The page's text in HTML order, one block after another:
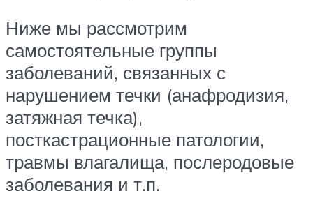
Ниже мы рассмотрим
самостоятельные группы
заболеваний, связанных с
нарушением течки (анафродизия,
затяжная течка),
посткастрационные патологии,
травмы влагалища, послеродовые
заболевания и т.п.